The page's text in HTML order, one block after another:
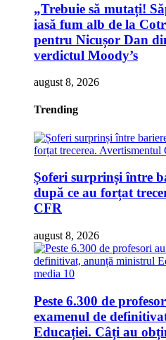
„Trebuie să mutați!
iasă fum alb de la
pentru Nicușor Dan
verdictul Moody’s
august 8, 2026
Trending
Șoferi surprinși între
după ce au forțat
CFR
august 8, 2026
Peste 6.300 de
examenul de
Educației. Câți au